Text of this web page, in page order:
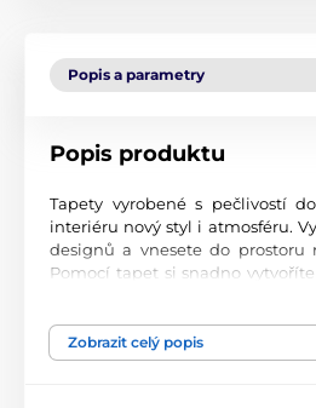
Popis a parametry
Popis produktu
Tapety vyrobené s pečlivostí
interiéru nový styl i atmosféru.
designů a vnesete do prostoru
Pomocí tapet si snadno
Špičkové tiskové provedení
Zobrazit celý popis